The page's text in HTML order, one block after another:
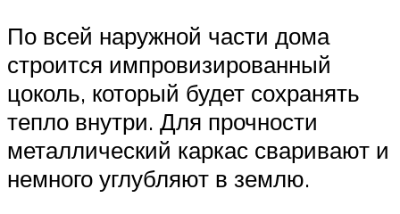
По всей наружной части дома
строится импровизированный
цоколь, который будет сохранять
тепло внутри. Для прочности
металлический каркас сваривают и
немного углубляют в землю.